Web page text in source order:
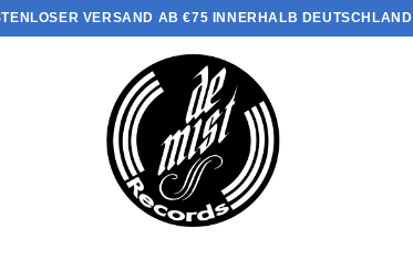
VERSAND AB €75 INNERHALB DEUTSCHLAND